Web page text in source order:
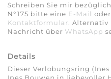
Schreiben Sie mir
N°175 bitte eine E-Mail
Kontaktformular. Alternativ
Nachricht über WhatsApp
Details
Dieser Verlobungsring